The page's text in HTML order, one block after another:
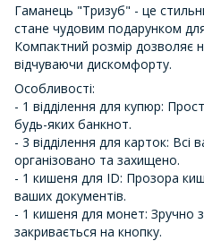
Гаманець "Тризуб" - це
стане чудовим подарунком
Компактний розмір дозволяє
відчуваючи дискомфорту.
Особливості:
- 1 відділення для купюр:
будь-яких банкнот.
- 3 відділення для карток: Всі
організовано та захищено.
- 1 кишеня для ID: Прозора
ваших документів.
- 1 кишеня для монет: Зручно
закривається на кнопку.